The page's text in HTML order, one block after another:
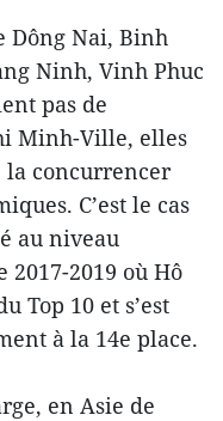
Dông Nai, Binh
Ninh, Vinh Phuc
pas de
Minh-Ville, elles
la concurrencer
C’est le cas
au niveau
2019 où Hô
Top 10 et s’est
à la 14e place.
en Asie de